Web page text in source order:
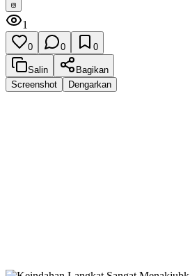
1
0 0 0
Salin
Bagikan
Screenshot
Dengarkan